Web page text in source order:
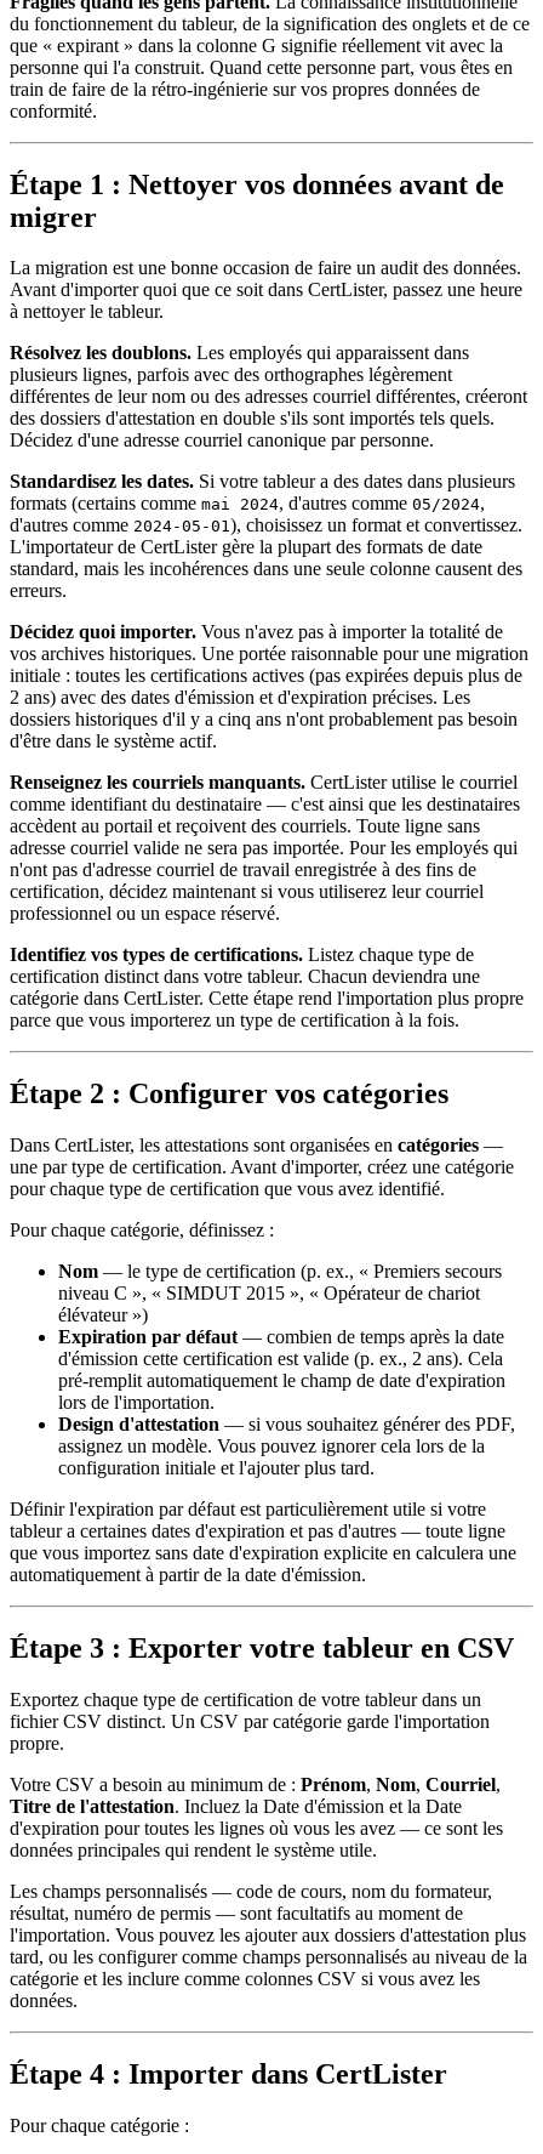
du fonctionnement du tableur, de la signification des onglets et de ce
que « expirant » dans la colonne G signifie réellement vit avec la
personne qui l'a construit. Quand cette personne part, vous êtes en
train de faire de la rétro-ingénierie sur vos propres données de
conformité.
Étape 1 : Nettoyer vos données avant de
migrer
La migration est une bonne occasion de faire un audit des données.
Avant d'importer quoi que ce soit dans CertLister, passez une heure
à nettoyer le tableur.
Résolvez les doublons. Les employés qui apparaissent dans
plusieurs lignes, parfois avec des orthographes légèrement
différentes de leur nom ou des adresses courriel différentes, créeront
des dossiers d'attestation en double s'ils sont importés tels quels.
Décidez d'une adresse courriel canonique par personne.
Standardisez les dates. Si votre tableur a des dates dans plusieurs
formats (certains comme mai 2024, d'autres comme 05/2024,
d'autres comme 2024-05-01), choisissez un format et convertissez.
L'importateur de CertLister gère la plupart des formats de date
standard, mais les incohérences dans une seule colonne causent des
erreurs.
Décidez quoi importer. Vous n'avez pas à importer la totalité de
vos archives historiques. Une portée raisonnable pour une migration
initiale : toutes les certifications actives (pas expirées depuis plus de
2 ans) avec des dates d'émission et d'expiration précises. Les
dossiers historiques d'il y a cinq ans n'ont probablement pas besoin
d'être dans le système actif.
Renseignez les courriels manquants. CertLister utilise le courriel
comme identifiant du destinataire — c'est ainsi que les destinataires
accèdent au portail et reçoivent des courriels. Toute ligne sans
adresse courriel valide ne sera pas importée. Pour les employés qui
n'ont pas d'adresse courriel de travail enregistrée à des fins de
certification, décidez maintenant si vous utiliserez leur courriel
professionnel ou un espace réservé.
Identifiez vos types de certifications. Listez chaque type de
certification distinct dans votre tableur. Chacun deviendra une
catégorie dans CertLister. Cette étape rend l'importation plus propre
parce que vous importerez un type de certification à la fois.
Étape 2 : Configurer vos catégories
Dans CertLister, les attestations sont organisées en catégories —
une par type de certification. Avant d'importer, créez une catégorie
pour chaque type de certification que vous avez identifié.
Pour chaque catégorie, définissez :
Nom — le type de certification (p. ex., « Premiers secours
niveau C », « SIMDUT 2015 », « Opérateur de chariot
élévateur »)
Expiration par défaut — combien de temps après la date
d'émission cette certification est valide (p. ex., 2 ans). Cela
pré-remplit automatiquement le champ de date d'expiration
lors de l'importation.
Design d'attestation — si vous souhaitez générer des PDF,
assignez un modèle. Vous pouvez ignorer cela lors de la
configuration initiale et l'ajouter plus tard.
Définir l'expiration par défaut est particulièrement utile si votre
tableur a certaines dates d'expiration et pas d'autres — toute ligne
que vous importez sans date d'expiration explicite en calculera une
automatiquement à partir de la date d'émission.
Étape 3 : Exporter votre tableur en CSV
Exportez chaque type de certification de votre tableur dans un
fichier CSV distinct. Un CSV par catégorie garde l'importation
propre.
Votre CSV a besoin au minimum de : Prénom, Nom, Courriel,
Titre de l'attestation. Incluez la Date d'émission et la Date
d'expiration pour toutes les lignes où vous les avez — ce sont les
données principales qui rendent le système utile.
Les champs personnalisés — code de cours, nom du formateur,
résultat, numéro de permis — sont facultatifs au moment de
l'importation. Vous pouvez les ajouter aux dossiers d'attestation plus
tard, ou les configurer comme champs personnalisés au niveau de la
catégorie et les inclure comme colonnes CSV si vous avez les
données.
Étape 4 : Importer dans CertLister
Pour chaque catégorie :